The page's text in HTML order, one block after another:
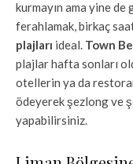
kurmayın ama yine
ferahlamak, birkaç
plajları ideal. Town
plajlar hafta sonları
otellerin ya da
ödeyerek şezlong ve
yapabilirsiniz.